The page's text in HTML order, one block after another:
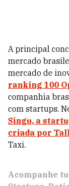
A principal
mercado
mercado de
ranking 100
companhia
com startups.
Singu, a
criada por
Taxi.
Acompanhe